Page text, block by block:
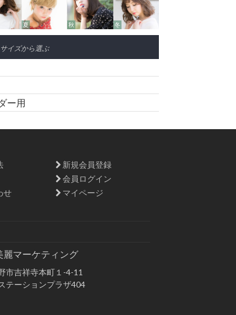
夏 秋 冬
サイズから選ぶ
ー用
せ
新規会員登録
会員ログイン
マイページ
麗マーケティング
市吉祥寺本町１-4-11
テーションプラザ404